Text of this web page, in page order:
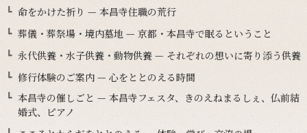
命をかけた祈り — 本昌寺住職の荒行
葬儀・葬祭場・境内墓地 — 京都・本昌寺で眠るということ
永代供養・水子供養・動物供養 — それぞれの想いに寄り添う供養
修行体験のご案内 — 心をととのえる時間
本昌寺の催しごと — 本昌寺フェスタ、きのえねまるしぇ、仏前結
婚式、ピアノ